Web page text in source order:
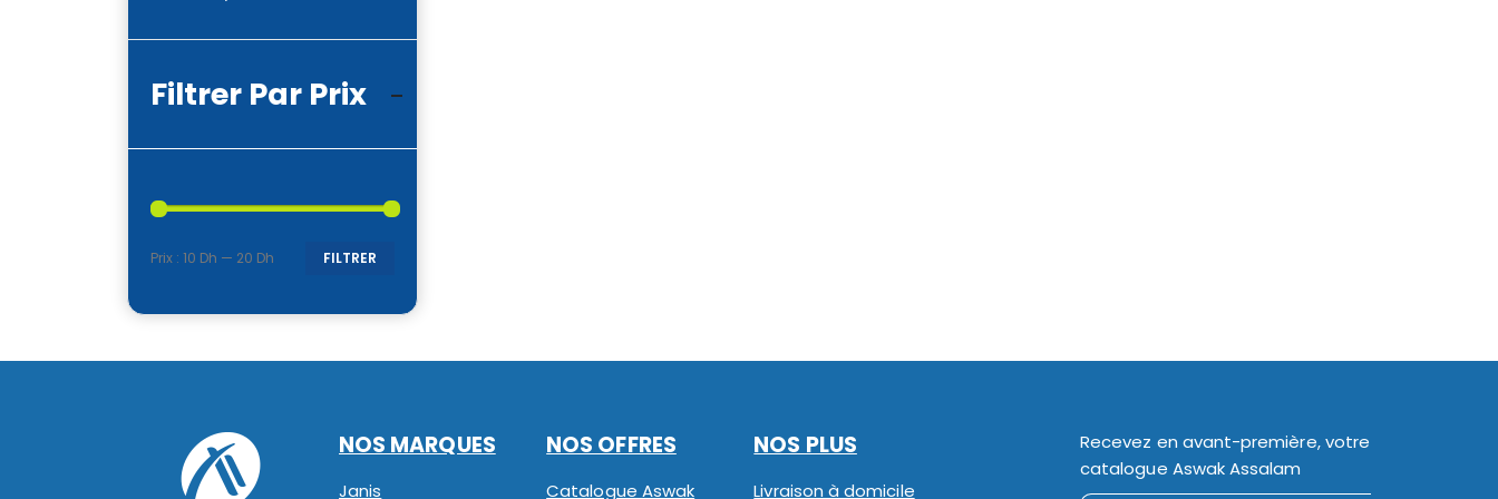
Filtrer Par Prix
FILTRER
Prix : 10 Dh — 20 Dh
NOS MARQUES
Janis
NOS OFFRES
Catalogue Aswak
NOS PLUS
Livraison à domicile
Recevez en avant-première, votre
catalogue Aswak Assalam